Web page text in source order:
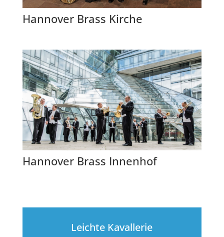
Hannover Brass Kirche
Hannover Brass Innenhof
Leichte Kavallerie